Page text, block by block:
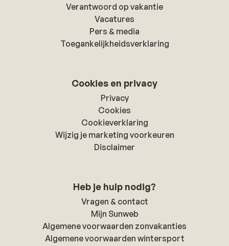
Verantwoord op vakantie
Vacatures
Pers & media
Toegankelijkheidsverklaring
Cookies en privacy
Privacy
Cookies
Cookieverklaring
Wijzig je marketing voorkeuren
Disclaimer
Heb je hulp nodig?
Vragen & contact
Mijn Sunweb
Algemene voorwaarden zonvakanties
Algemene voorwaarden wintersport